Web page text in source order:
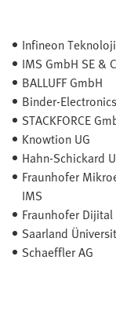
Infineon
IMS GmbH SE &
BALLUFF GmbH
Binder-
STACKFORCE
Knowtion UG
Hahn-Schickard
Fraunhofer
IMS
Fraunhofer
Saarland
Schaeffler AG